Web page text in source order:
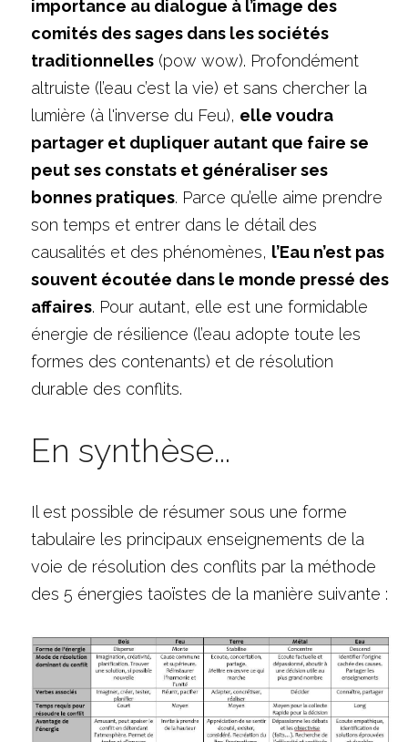
importance au dialogue à l’image des
comités des sages dans les sociétés
traditionnelles (pow wow). Profondément
altruiste (l’eau c’est la vie) et sans chercher la
lumière (à l'inverse du Feu), elle voudra
partager et dupliquer autant que faire se
peut ses constats et généraliser ses
bonnes pratiques. Parce qu’elle aime prendre
son temps et entrer dans le détail des
causalités et des phénomènes, l’Eau n’est pas
souvent écoutée dans le monde pressé des
affaires. Pour autant, elle est une formidable
énergie de résilience (l’eau adopte toute les
formes des contenants) et de résolution
durable des conflits.
En synthèse...
Il est possible de résumer sous une forme
tabulaire les principaux enseignements de la
voie de résolution des conflits par la méthode
des 5 énergies taoïstes de la manière suivante :